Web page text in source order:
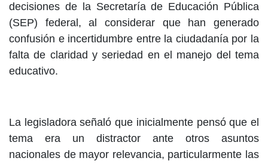
decisiones de la Secretaría de Educación Pública
(SEP) federal, al considerar que han generado
confusión e incertidumbre entre la ciudadanía por la
falta de claridad y seriedad en el manejo del tema
educativo.
La legisladora señaló que inicialmente pensó que el
tema era un distractor ante otros asuntos
nacionales de mayor relevancia, particularmente las